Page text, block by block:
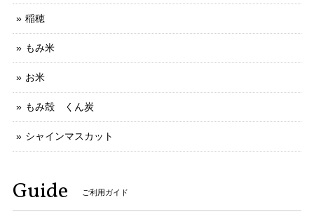
稲穂
もみ米
お米
もみ殻 くん炭
シャインマスカット
Guide ご利用ガイド